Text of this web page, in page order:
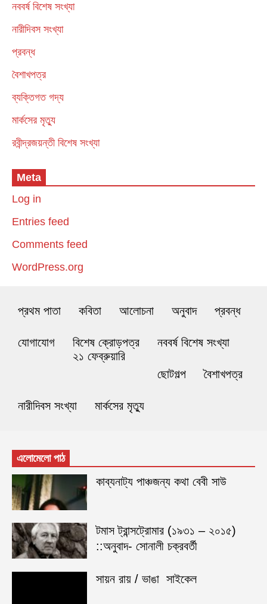
নববর্ষ বিশেষ সংখ্যা
নারীদিবস সংখ্যা
প্রবন্ধ
বৈশাখপত্র
ব্যক্তিগত গদ্য
মার্কসের মৃত্যু
রবীন্দ্রজয়ন্তী বিশেষ সংখ্যা
Meta
Log in
Entries feed
Comments feed
WordPress.org
প্রথম পাতা কবিতা আলোচনা অনুবাদ প্রবন্ধ
যোগাযোগ
বিশেষ ক্রোড়পত্র
২১ ফেব্রুয়ারি
নববর্ষ বিশেষ সংখ্যা
ছোটগল্প বৈশাখপত্র
নারীদিবস সংখ্যা মার্কসের মৃত্যু
এলোমেলো পাঠ
কাব্যনাট্য পাঞ্চজন্য কথা বেবী সাউ
টমাস ট্রান্সট্রোমার (১৯৩১ – ২০১৫)
::অনুবাদ- সোনালী চক্রবর্তী
সায়ন রায় / ভাঙা সাইকেল